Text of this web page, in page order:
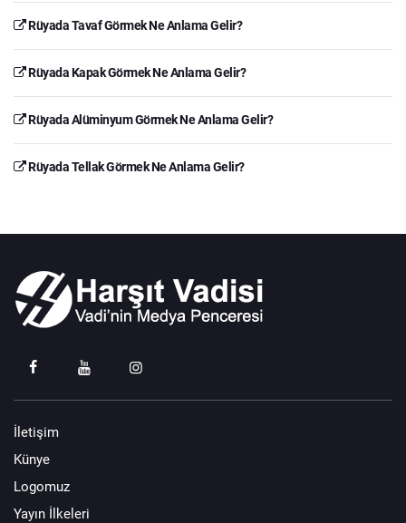
Rüyada Tavaf Görmek Ne Anlama Gelir?
Rüyada Kapak Görmek Ne Anlama Gelir?
Rüyada Alüminyum Görmek Ne Anlama Gelir?
Rüyada Tellak Görmek Ne Anlama Gelir?
İletişim
Künye
Logomuz
Yayın İlkeleri